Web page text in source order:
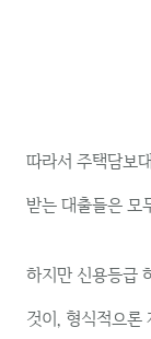
따라서 주택담보
받는 대출들은 모
하지만 신용등급
것이, 형식적으론